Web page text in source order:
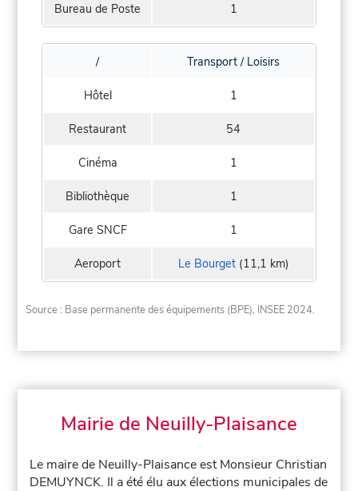
Bureau de Poste 1
/ Transport / Loisirs
Hôtel 1
Restaurant 54
Cinéma 1
Bibliothèque 1
Gare SNCF 1
Aeroport Le Bourget(11,1 km)
Source : Base permanente des équipements (BPE), INSEE 2024.
Mairie de Neuilly-Plaisance
Le maire de Neuilly-Plaisance est Monsieur Christian
DEMUYNCK. Il a été élu aux élections municipales de